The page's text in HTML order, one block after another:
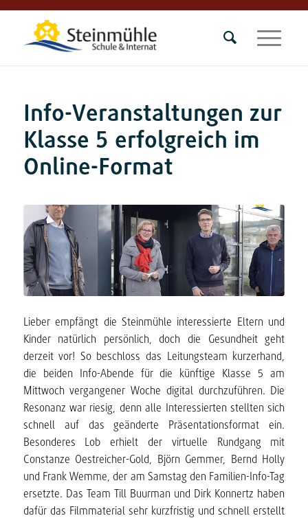
Info-Veranstaltungen zur
Klasse 5 erfolgreich im
Online-Format
Lieber empfängt die Steinmühle interessierte Eltern und
Kinder natürlich persönlich, doch die Gesundheit geht
derzeit vor! So beschloss das Leitungsteam kurzerhand,
die beiden Info-Abende für die künftige Klasse 5 am
Mittwoch vergangener Woche digital durchzuführen. Die
Resonanz war riesig, denn alle Interessierten stellten sich
schnell auf das geänderte Präsentationsformat ein.
Besonderes Lob erhielt der virtuelle Rundgang mit
Constanze Oestreicher-Gold, Björn Gemmer, Bernd Holly
und Frank Wemme, der am Samstag den Familien-Info-Tag
ersetzte. Das Team Till Buurman und Dirk Konnertz haben
dafür das Filmmaterial sehr kurzfristig und schnell erstellt